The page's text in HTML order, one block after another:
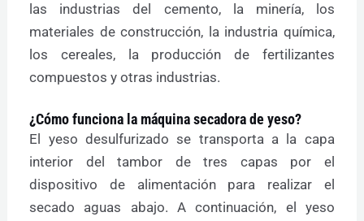
las industrias del cemento, la minería, los
materiales de construcción, la industria química,
los cereales, la producción de fertilizantes
compuestos y otras industrias.
¿Cómo funciona la máquina secadora de yeso?
El yeso desulfurizado se transporta a la capa
interior del tambor de tres capas por el
dispositivo de alimentación para realizar el
secado aguas abajo. A continuación, el yeso